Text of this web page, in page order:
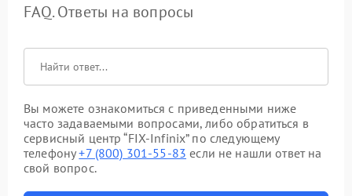
FAQ. Ответы на вопросы
Вы можете ознакомиться с приведенными ниже
часто задаваемыми вопросами, либо обратиться в
сервисный центр “FIX-Infinix” по следующему
телефону+7 (800) 301-55-83 если не нашли ответ на
свой вопрос.